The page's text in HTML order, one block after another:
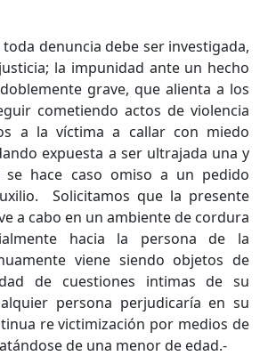
denuncia debe ser investigada,
la impunidad ante un hecho
grave, que alienta a los
cometiendo actos de violencia
a la víctima a callar con miedo
expuesta a ser ultrajada una y
se hace caso omiso a un pedido
Solicitamos que la presente
a cabo en un ambiente de cordura
hacia la persona de la
viene siendo objetos de
de cuestiones intimas de su
persona perjudicaría en su
re victimización por medios de
de una menor de edad.-